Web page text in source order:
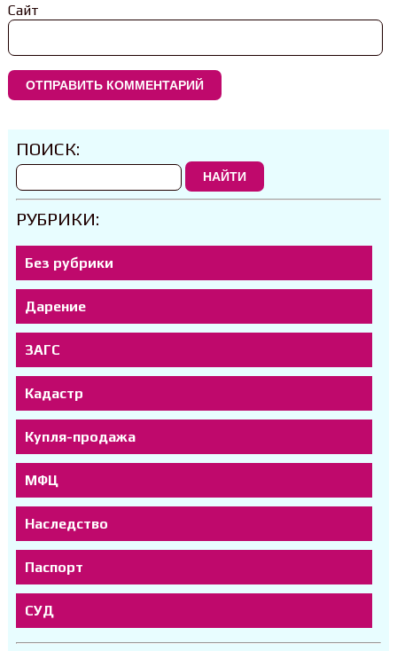
Сайт
ПОИСК:
НАЙТИ
РУБРИКИ:
Без рубрики
Дарение
ЗАГС
Кадастр
Купля-продажа
МФЦ
Наследство
Паспорт
СУД